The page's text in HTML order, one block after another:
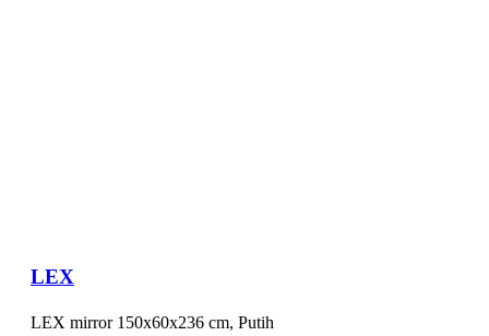
LEX
LEX mirror 150x60x236 cm, Putih